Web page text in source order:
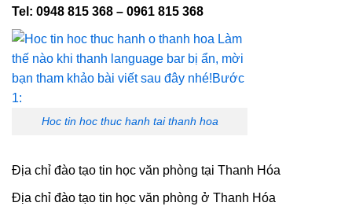
Tel: 0948 815 368 – 0961 815 368
Hoc tin hoc thuc hanh tai thanh hoa
Địa chỉ đào tạo tin học văn phòng tại Thanh Hóa
Địa chỉ đào tạo tin học văn phòng ở Thanh Hóa